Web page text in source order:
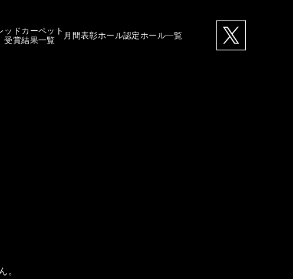
ッドカーペット
受賞結果一覧
月間表彰ホール認定ホール一覧
。